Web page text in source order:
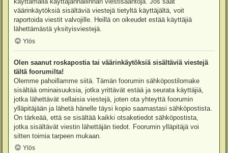
väärinkäytöksiä sisältäviä viestejä tietyltä käyttäjältä, voit
raportoida viestit valvojille. Heillä on oikeudet estää käyttäjiä
lähettämästä yksityisviestejä.
Ylös
Olen saanut roskapostia tai väärinkäytöksiä sisältäviä viestejä
tältä foorumilta!
Olemme pahoillamme siitä. Tämän foorumin sähköpostilomake
sisältää ominaisuuksia, jotka yrittävät estää ja seurata käyttäjiä,
jotka lähettävät sellaisia viestejä, joten ota yhteyttä foorumin
ylläpitäjään ja lähetä hänelle täysi kopio saamastasi sähköpostista.
On tärkeää, että se sisältää kaikki otsaketiedot sähköpostista,
jotka sisältävät viestin lähettäjän tiedot. Foorumin ylläpitäjä voi
sitten toimia tarpeen mukaan.
Ylös